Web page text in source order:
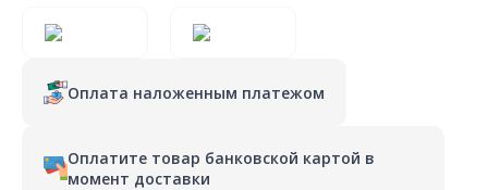
Оплата наложенным платежом
Оплатите товар банковской картой в
момент доставки